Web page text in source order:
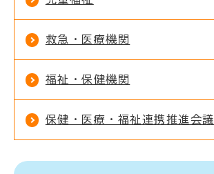
救急・医療機関
福祉・保健機関
保健・医療・福祉連携推進会議